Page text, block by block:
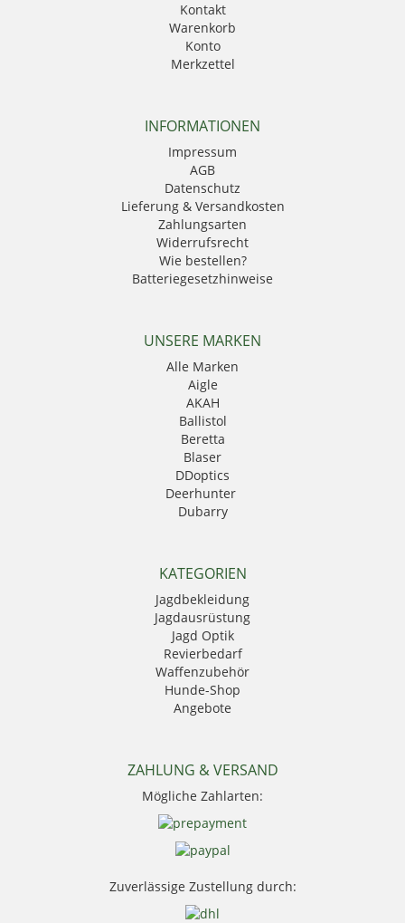
Kontakt
Warenkorb
Konto
Merkzettel
INFORMATIONEN
Impressum
AGB
Datenschutz
Lieferung & Versandkosten
Zahlungsarten
Widerrufsrecht
Wie bestellen?
Batteriegesetzhinweise
UNSERE MARKEN
Alle Marken
Aigle
AKAH
Ballistol
Beretta
Blaser
DDoptics
Deerhunter
Dubarry
GPO
Härkila
HikMicro
Hubertus
Kahles
Krawattendackel
Leica
Mauser
Mjoelner Hunting
NRA Fud
Sauer
Seeland
Skogen
Stanley
Thermo Function
Weisskirchen Locker
KATEGORIEN
Jagdbekleidung
Jagdausrüstung
Jagd Optik
Revierbedarf
Waffenzubehör
Hunde-Shop
Angebote
ZAHLUNG & VERSAND
Mögliche Zahlarten:
Zuverlässige Zustellung durch: